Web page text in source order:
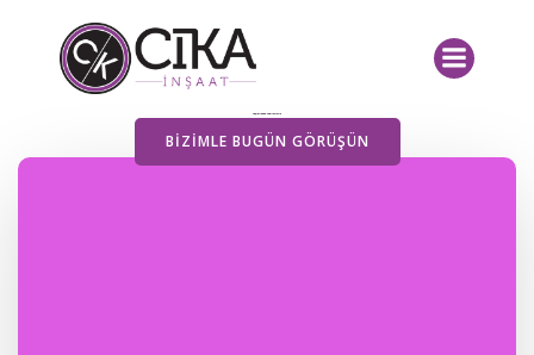
BIZIMLE BUGÜN GÖRÜŞÜN
Yayımlanan Yazılarımız